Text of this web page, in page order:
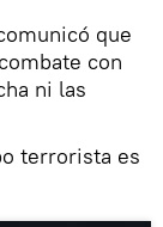
que
con
ni las
terrorista es